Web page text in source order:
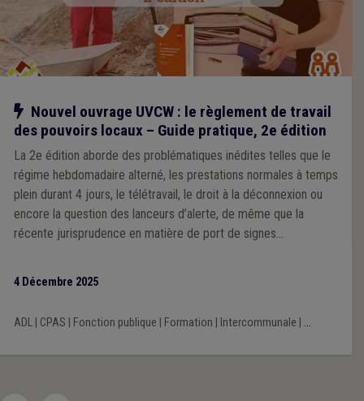
Notre action
Nouvel ouvrage UVCW : le règlement de travail
des pouvoirs locaux – Guide pratique, 2e édition
La 2e édition aborde des problématiques inédites telles que le
régime hebdomadaire alterné, les prestations normales à temps
plein durant 4 jours, le télétravail, le droit à la déconnexion ou
encore la question des lanceurs d’alerte, de même que la
récente jurisprudence en matière de port de signes
nouveau modèle de règlement de télétravail.
4 Décembre 2025
ADL| CPAS Fonction publique Formation Intercommunale ...